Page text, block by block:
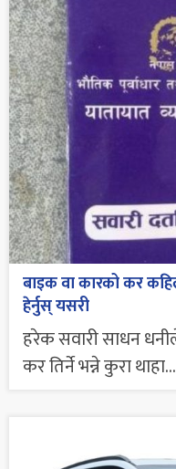
बाइक वा कारको कर
हेर्नुस् यसरी
हरेक सवारी साधन
कर तिर्ने भन्ने कुरा थाहा...